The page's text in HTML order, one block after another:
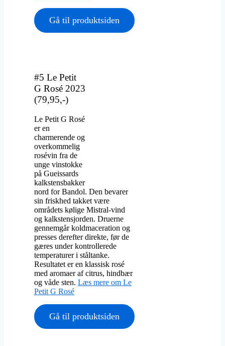
Gå til produktsiden
#5 Le Petit
G Rosé 2023
(79,95,-)
Le Petit G Rosé
er en
charmerende og
overkommelig
rosévin fra de
unge vinstokke
på Gueissards
kalkstensbakker
nord for Bandol. Den bevarer
sin friskhed takket være
områdets kølige Mistral-vind
og kalkstensjorden. Druerne
gennemgår koldmaceration og
presses derefter direkte, før de
gæres under kontrollerede
temperaturer i ståltanke.
Resultatet er en klassisk rosé
med aromaer af citrus, hindbær
og våde sten. Læs mere om Le
Petit G Rosé
Gå til produktsiden